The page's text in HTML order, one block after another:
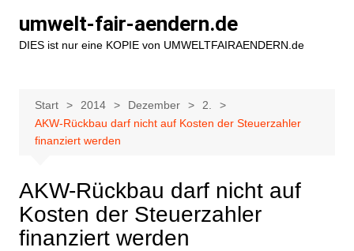
Inhalt
springen
umwelt-fair-aendern.de
DIES ist nur eine KOPIE von UMWELTFAIRAENDERN.de
Start 2014 Dezember
2.
AKW-Rückbau darf nicht auf Kosten der Steuerzahler
finanziert werden
AKW-Rückbau darf nicht auf
Kosten der Steuerzahler
finanziert werden